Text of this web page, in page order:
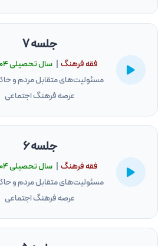
جلسه 7
فقه فرهنگ |سال تحصيلى ۱۴۰۴
مسئولیت‌های متقابل مردم و
عرصه فرهنگ اجتماعی
جلسه 6
فقه فرهنگ سال تحصيلى ۱۴۰۴
مسئولیت‌های متقابل مردم و
عرصه فرهنگ اجتماعی